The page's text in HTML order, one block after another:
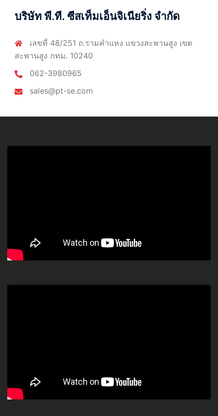
บริษัท พี.ที. ซีสเท็มเอ็นจิเนียริ่ง จำกัด
เลขที่ 48/251 ถ.รามคำแหง แขวงสะพานสูง เขต
สะพานสูง กทม. 10240
062-3980965
sales@pt-se.com